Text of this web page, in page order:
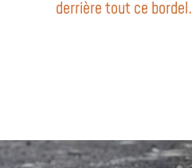
derrière tout ce bordel.